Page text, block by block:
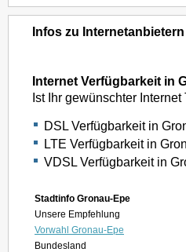
Infos zu
Internet Verfügbarkeit in
Ist Ihr gewünschter
DSL Verfügbarkeit in
LTE Verfügbarkeit in
VDSL Verfügbarkeit in
Stadtinfo Gronau-Epe
Unsere Empfehlung
Vorwahl Gronau-Epe
Bundesland